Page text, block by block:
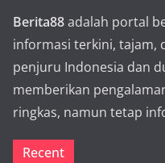
Berita88adalah portal
informasi terkini, tajam,
penjuru Indonesia dan
memberikan
ringkas, namun tetap
Recent